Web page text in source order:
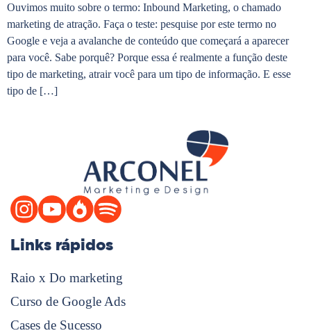
Ouvimos muito sobre o termo: Inbound Marketing, o chamado
marketing de atração. Faça o teste: pesquise por este termo no
Google e veja a avalanche de conteúdo que começará a aparecer
para você. Sabe porquê? Porque essa é realmente a função deste
tipo de marketing, atrair você para um tipo de informação. E esse
tipo de […]
Links rápidos
Raio x Do marketing
Curso de Google Ads
Cases de Sucesso